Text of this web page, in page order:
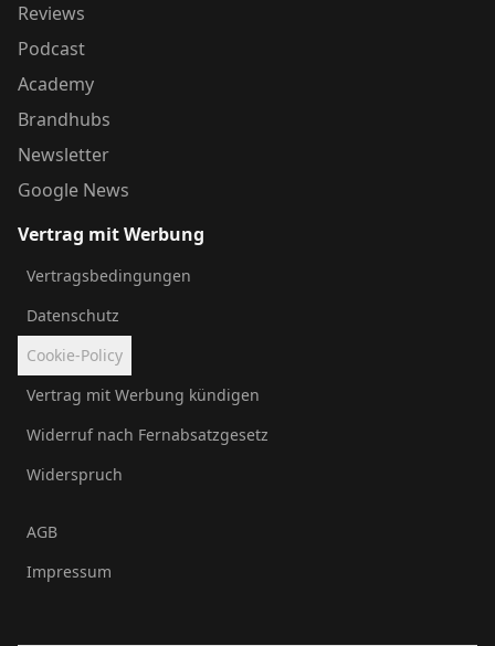
Reviews
Podcast
Academy
Brandhubs
Newsletter
Google News
Vertrag mit Werbung
Vertragsbedingungen
Datenschutz
Cookie-Policy
Vertrag mit Werbung kündigen
Widerruf nach Fernabsatzgesetz
Widerspruch
AGB
Impressum